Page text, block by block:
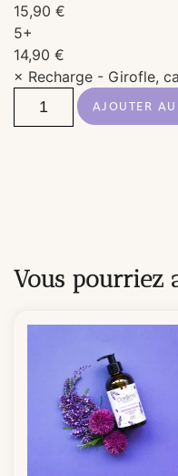
15,90 €
5+
14,90 €
× Recharge - Girofle,
AJOUTER
Vous pourriez